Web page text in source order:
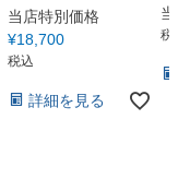
当店特別価格
¥18,700
税込
詳細を見る
税